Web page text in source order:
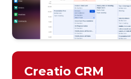
Creatio CRM